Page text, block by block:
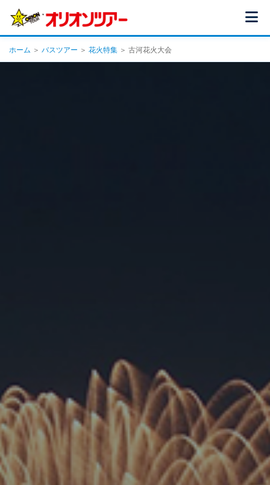
ホーム ＞ バスツアー ＞ 花火特集 ＞ 古河花火大会